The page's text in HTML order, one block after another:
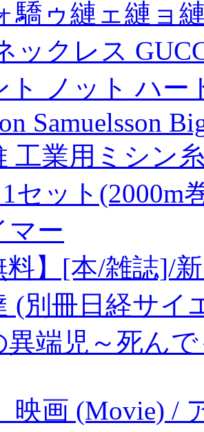
驕ゥ縺ェ縺ョ
ックレス
ノット ハー
Samuelsson
工業用ミシン
セット(2000m
マー
料】[本/雑誌]/
(別冊日経サイ
異端児～死ん
映画 (Movie)